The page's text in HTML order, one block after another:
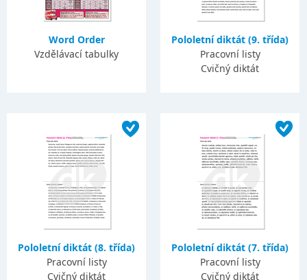
Word Order
Vzdělávací tabulky
Pololetní diktát (9. třída)
Pracovní listy
Cvičný diktát
Pololetní diktát (8. třída)
Pracovní listy
Cvičný diktát
Pololetní diktát (7. třída)
Pracovní listy
Cvičný diktát